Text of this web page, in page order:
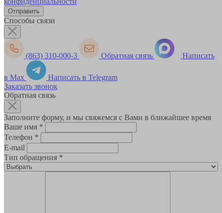
Способы связи
(863) 310-000-3 Обратная связь Написать
в Max
Написать в Telegram
Заказать звонок
Обратная связь
Заполните форму, и мы свяжемся с Вами в ближайшее время
Ваше имя *
Телефон *
E-mail
Тип обращения *